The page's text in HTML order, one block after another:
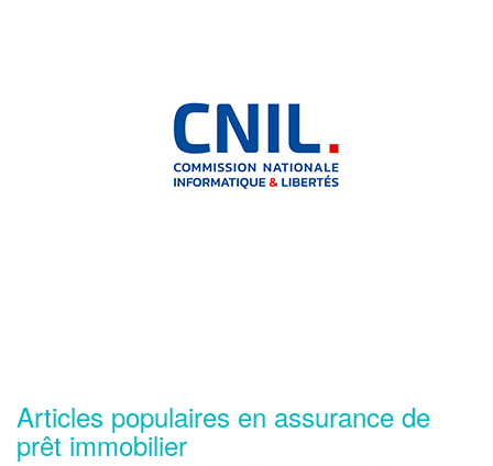
Articles populaires en assurance de
prêt immobilier